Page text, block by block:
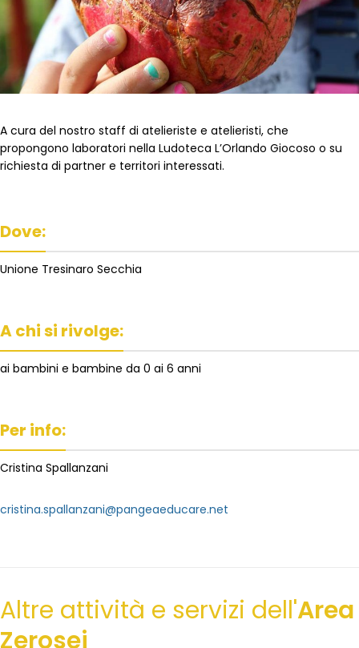
A cura del nostro staff di atelieriste e atelieristi, che
propongono laboratori nella Ludoteca L’Orlando Giocoso o su
richiesta di partner e territori interessati.
Dove:
Unione Tresinaro Secchia
A chi si rivolge:
ai bambini e bambine da 0 ai 6 anni
Per info:
Cristina Spallanzani
cristina.spallanzani@pangeaeducare.net
Altre attività e servizi dell'Area
Zerosei